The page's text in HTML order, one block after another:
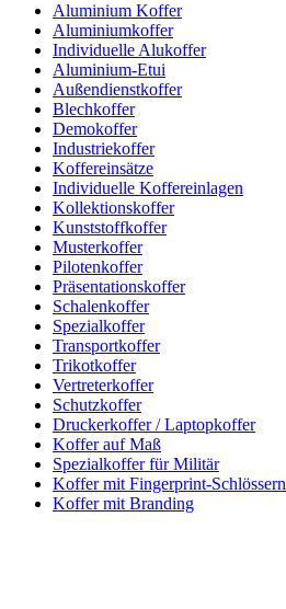
Aluminium Koffer
Aluminiumkoffer
Individuelle Alukoffer
Aluminium-Etui
Außendienstkoffer
Blechkoffer
Demokoffer
Industriekoffer
Koffereinsätze
Individuelle Koffereinlagen
Kollektionskoffer
Kunststoffkoffer
Musterkoffer
Pilotenkoffer
Präsentationskoffer
Schalenkoffer
Spezialkoffer
Transportkoffer
Trikotkoffer
Vertreterkoffer
Schutzkoffer
Druckerkoffer / Laptopkoffer
Koffer auf Maß
Spezialkoffer für Militär
Koffer mit Fingerprint-Schlössern
Koffer mit Branding